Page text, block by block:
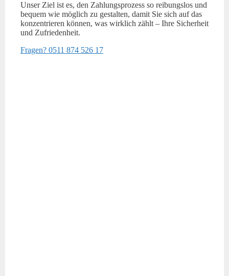
Unser Ziel ist es, den Zahlungsprozess so reibungslos und
bequem wie möglich zu gestalten, damit Sie sich auf das
konzentrieren können, was wirklich zählt – Ihre Sicherheit
und Zufriedenheit.
Fragen? 0511 874 526 17